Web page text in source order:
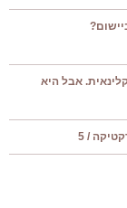
אבל היא
/ 5